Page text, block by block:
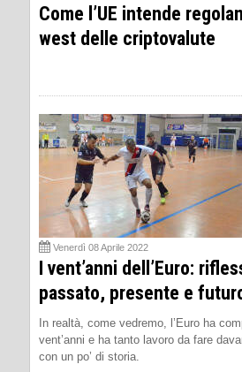
Come l’UE intende
west delle criptovalute
Venerdì 08 Aprile 2022
I vent’anni dell’Euro:
passato, presente e
In realtà, come vedremo, l’Euro ha
vent’anni e ha tanto lavoro da fare
con un po’ di storia.